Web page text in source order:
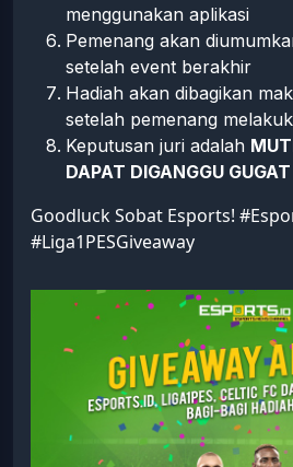
menggunakan aplikasi
Pemenang akan
setelah event berakhir
Hadiah akan dibagikan
setelah pemenang
Keputusan juri adalah
DAPAT DIGANGGU GUGAT
Goodluck Sobat Esports!
#Liga1PESGiveaway